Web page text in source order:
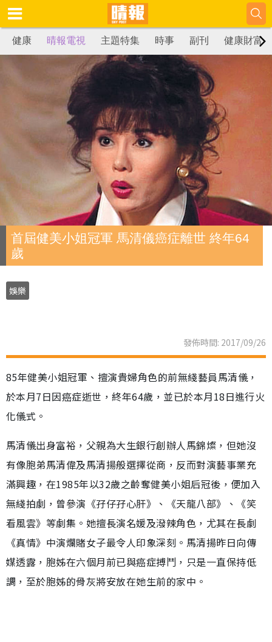
健康 晴報電視 主題特集 時事 副刊 健康財富
首屆健美小姐冠軍 馬清儀癌症離世 終年64
歲
娛樂
發佈時間: 2017/09/26
85年健美小姐冠軍、擅演貴婦角色的前無綫藝員馬清儀，
於本月7日因癌症逝世，終年64歲，並已於本月18日進行火
化儀式。
馬清儀出身富裕，父親為大生銀行創辦人馬錦燦，但她沒
有像胞弟馬清偉及馬清揚般選擇從商，反而對演藝事業充
滿興趣，在1985年以32歲之齡奪健美小姐后冠後，便加入
無綫拍劇，曾參演《孖仔孖心肝》、《天龍八部》、《笑
看風雲》等劇集。她擅長演名媛及潑辣角色，尤其在長劇
《真情》中演爛賭女子最令人印象深刻。馬清揚昨日向傳
媒透露，胞姊在六個月前已與癌症搏鬥，只是一直保持低
調，至於胞姊的骨灰將安放在她生前的家中。